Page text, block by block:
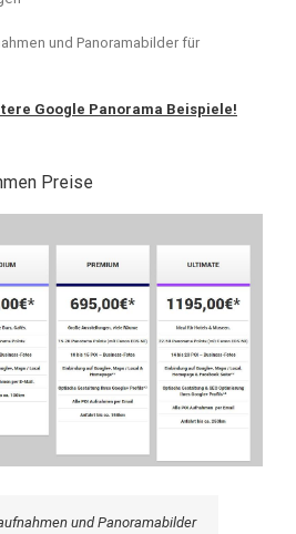
Google Panorama Beispiele!
Preise
und Panoramabilder